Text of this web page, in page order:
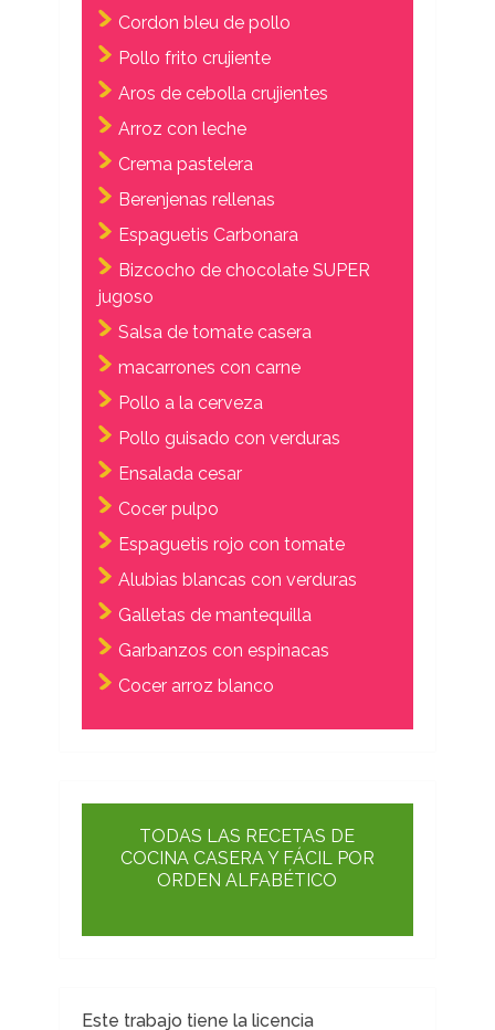
Cordon bleu de pollo
Pollo frito crujiente
Aros de cebolla crujientes
Arroz con leche
Crema pastelera
Berenjenas rellenas
Espaguetis Carbonara
Bizcocho de chocolate SUPER
jugoso
Salsa de tomate casera
macarrones con carne
Pollo a la cerveza
Pollo guisado con verduras
Ensalada cesar
Cocer pulpo
Espaguetis rojo con tomate
Alubias blancas con verduras
Galletas de mantequilla
Garbanzos con espinacas
Cocer arroz blanco
TODAS LAS RECETAS DE
COCINA CASERA Y FÁCIL POR
ORDEN ALFABÉTICO
Este trabajo tiene la licencia